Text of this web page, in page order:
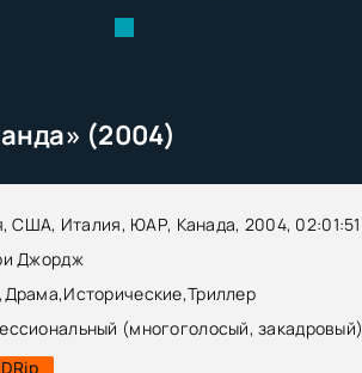
(2004)
США, Италия, ЮАР, Канада, 2004, 02:01:51
Джордж
,Драма,Исторические,Триллер
(многоголосый, закадровый)